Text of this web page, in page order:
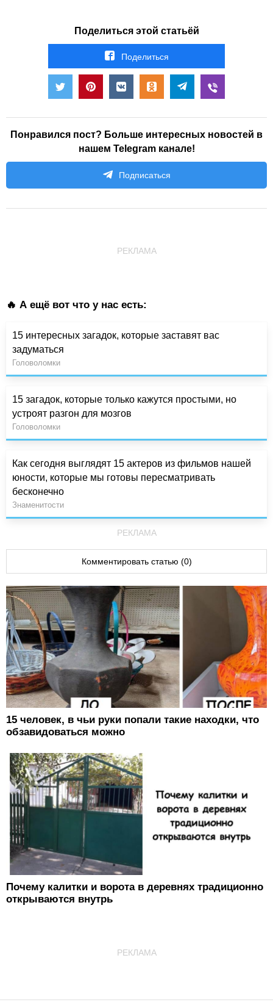
Поделиться этой статьёй
Поделиться
Понравился пост? Больше интересных новостей в
нашем Telegram канале!
Подписаться
РЕКЛАМА
🔥 А ещё вот что у нас есть:
15 интересных загадок, которые заставят вас
задуматься
Головоломки
15 загадок, которые только кажутся простыми, но
устроят разгон для мозгов
Головоломки
Как сегодня выглядят 15 актеров из фильмов нашей
юности, которые мы готовы пересматривать
бесконечно
Знаменитости
РЕКЛАМА
Комментировать статью (0)
15 человек, в чьи руки попали такие находки, что
обзавидоваться можно
Почему калитки и ворота в деревнях традиционно
открываются внутрь
РЕКЛАМА